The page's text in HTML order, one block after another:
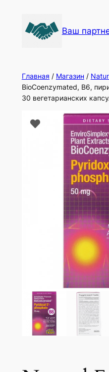
Ваш
Главная / Магазин /
BioCoenzymated, B6,
30 вегетарианских